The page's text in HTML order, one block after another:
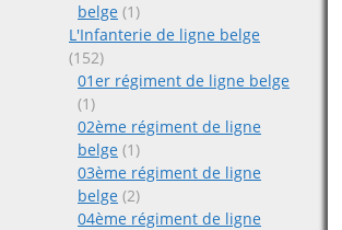
belge (1)
L'Infanterie de ligne belge
(152)
01er régiment de ligne belge
(1)
02ème régiment de ligne
belge (1)
03ème régiment de ligne
belge (2)
04ème régiment de ligne